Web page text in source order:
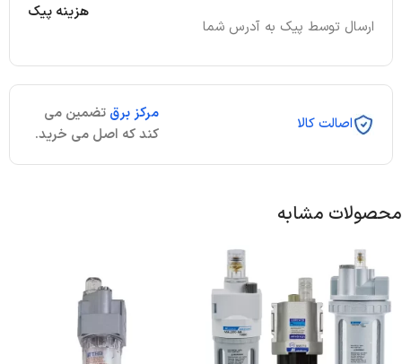
ارسال توسط پیک به آدرس شما
هزینه پیک
اصالت کالا
مرکز برق تضمین می
کند که اصل می خرید.
محصولات مشابه